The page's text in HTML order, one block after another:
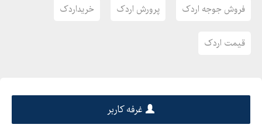
فروش جوجه اردک پرورش اردک خریداردک
قیمت اردک
غرفه کاربر